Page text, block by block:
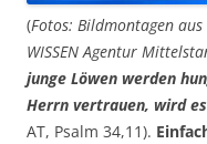
(Fotos: Bildmontagen
WISSEN Agentur
junge Löwen werden
Herrn vertrauen, wird
AT, Psalm 34,11).